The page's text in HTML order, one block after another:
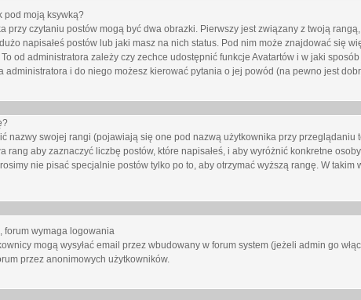
pod moją ksywką?
przy czytaniu postów mogą być dwa obrazki. Pierwszy jest związany z twoją
napisałeś postów lub jaki masz na nich status. Pod nim może znajdować się
od administratora zależy czy zechce udostępnić funkcje Avatartów i w jaki
administratora i do niego możesz kierować pytania o jej powód (na pewno jest
nazwy swojej rangi (pojawiają się one pod nazwą użytkownika przy przeglądaniu
rang aby zaznaczyć liczbę postów, które napisałeś, i aby wyróżnić konkretne
nie pisać specjalnie postów tylko po to, aby otrzymać wyższą rangę. W takim
forum wymaga logowania
mogą wysyłać email przez wbudowany w forum system (jeżeli admin go
przez anonimowych użytkowników.